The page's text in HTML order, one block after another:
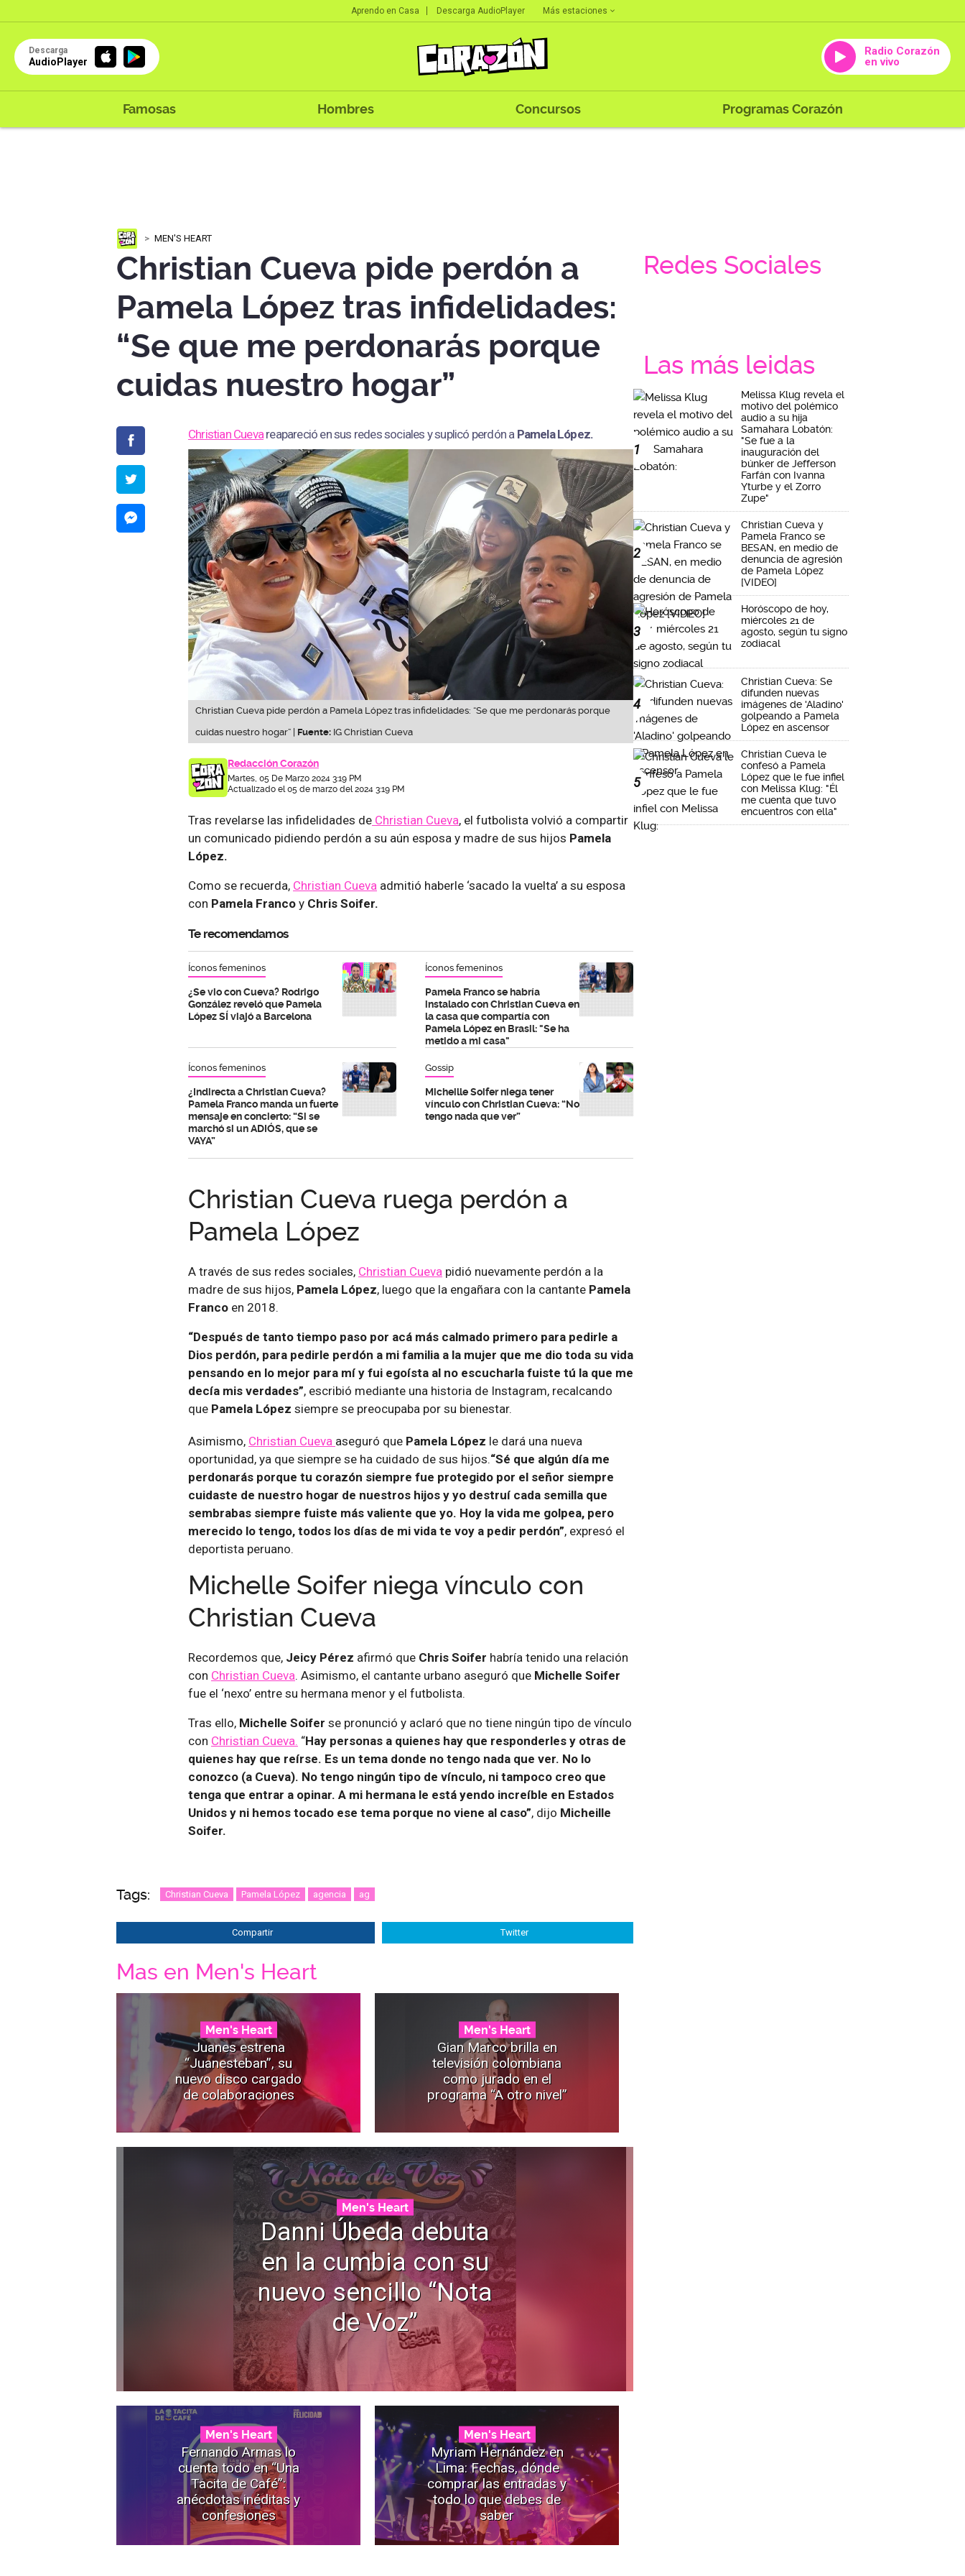
Aprendo en Casa Descarga AudioPlayer Más estaciones
Descarga
AudioPlayer
Radio Corazón
en vivo
Famosas Hombres Concursos Programas Corazón
MEN'S HEART
Christian Cueva pide perdón a
Pamela López tras infidelidades:
“Se que me perdonarás porque
cuidas nuestro hogar”
Christian Cueva reapareció en sus redes sociales y suplicó perdón a Pamela López.
Christian Cueva pide perdón a Pamela López tras infidelidades: “Se que me perdonarás porque
cuidas nuestro hogar” | Fuente: IG Christian Cueva
Redacción Corazón
Martes, 05 De Marzo 2024 3:19 PM
Actualizado el 05 de marzo del 2024 3:19 PM
Tras revelarse las infidelidades de Christian Cueva, el futbolista volvió a compartir
un comunicado pidiendo perdón a su aún esposa y madre de sus hijos Pamela
López.
Como se recuerda, Christian Cueva admitió haberle ‘sacado la vuelta’ a su esposa
con Pamela Franco y Chris Soifer.
Te recomendamos
Íconos femeninos
¿Se vio con Cueva? Rodrigo
González reveló que Pamela
López SÍ viajó a Barcelona
Íconos femeninos
Pamela Franco se habría
instalado con Christian Cueva en
la casa que compartía con
Pamela López en Brasil: "Se ha
metido a mi casa"
Íconos femeninos
¿Indirecta a Christian Cueva?
Pamela Franco manda un fuerte
mensaje en concierto: “Si se
marchó si un ADIÓS, que se
VAYA”
Gossip
Micheille Soifer niega tener
vínculo con Christian Cueva: “No
tengo nada que ver”
Christian Cueva ruega perdón a
Pamela López
A través de sus redes sociales, Christian Cueva pidió nuevamente perdón a la
madre de sus hijos, Pamela López, luego que la engañara con la cantante Pamela
Franco en 2018.
“Después de tanto tiempo paso por acá más calmado primero para pedirle a
Dios perdón, para pedirle perdón a mi familia a la mujer que me dio toda su vida
pensando en lo mejor para mí y fui egoísta al no escucharla fuiste tú la que me
decía mis verdades”, escribió mediante una historia de Instagram, recalcando
que Pamela López siempre se preocupaba por su bienestar.
Asimismo, Christian Cueva aseguró que Pamela López le dará una nueva
oportunidad, ya que siempre se ha cuidado de sus hijos.“Sé que algún día me
perdonarás porque tu corazón siempre fue protegido por el señor siempre
cuidaste de nuestro hogar de nuestros hijos y yo destruí cada semilla que
sembrabas siempre fuiste más valiente que yo. Hoy la vida me golpea, pero
merecido lo tengo, todos los días de mi vida te voy a pedir perdón”, expresó el
deportista peruano.
Michelle Soifer niega vínculo con
Christian Cueva
Recordemos que, Jeicy Pérez afirmó que Chris Soifer habría tenido una relación
con Christian Cueva. Asimismo, el cantante urbano aseguró que Michelle Soifer
fue el ‘nexo’ entre su hermana menor y el futbolista.
Tras ello, Michelle Soifer se pronunció y aclaró que no tiene ningún tipo de vínculo
con Christian Cueva. “Hay personas a quienes hay que responderles y otras de
quienes hay que reírse. Es un tema donde no tengo nada que ver. No lo
conozco (a Cueva). No tengo ningún tipo de vínculo, ni tampoco creo que
tenga que entrar a opinar. A mi hermana le está yendo increíble en Estados
Unidos y ni hemos tocado ese tema porque no viene al caso”, dijo Micheille
Soifer.
Tags: Christian Cueva Pamela López agencia ag
Compartir Twitter
Mas en Men's Heart
Men's Heart
Juanes estrena
“Juanesteban”, su
nuevo disco cargado
de colaboraciones
Men's Heart
Gian Marco brilla en
televisión colombiana
como jurado en el
programa “A otro nivel”
Men's Heart
Danni Úbeda debuta
en la cumbia con su
nuevo sencillo “Nota
de Voz”
Men's Heart
Fernando Armas lo
cuenta todo en “Una
Tacita de Café”:
anécdotas inéditas y
confesiones
Men's Heart
Myriam Hernández en
Lima: Fechas, dónde
comprar las entradas y
todo lo que debes de
saber
Redes Sociales
Las más leidas
1
Melissa Klug revela el
motivo del polémico
audio a su hija
Samahara Lobatón:
"Se fue a la
inauguración del
búnker de Jefferson
Farfán con Ivanna
Yturbe y el Zorro
Zupe"
2
Christian Cueva y
Pamela Franco se
BESAN, en medio de
denuncia de agresión
de Pamela López
[VIDEO]
3
Horóscopo de hoy,
miércoles 21 de
agosto, según tu signo
zodiacal
4
Christian Cueva: Se
difunden nuevas
imágenes de 'Aladino'
golpeando a Pamela
López en ascensor
5
Christian Cueva le
confesó a Pamela
López que le fue infiel
con Melissa Klug: "Él
me cuenta que tuvo
encuentros con ella"